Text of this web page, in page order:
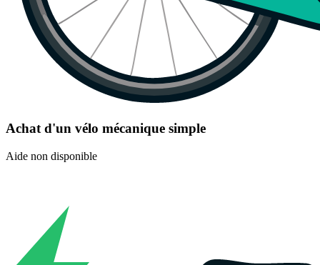
Achat d'un vélo mécanique simple
Aide non disponible